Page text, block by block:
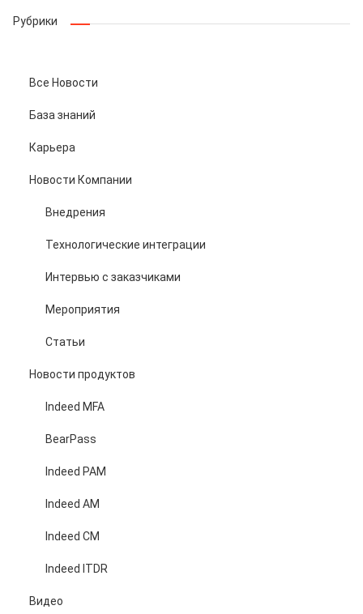
Рубрики
Все Новости
База знаний
Карьера
Новости Компании
Внедрения
Технологические интеграции
Интервью с заказчиками
Мероприятия
Статьи
Новости продуктов
Indeed MFA
BearPass
Indeed PAM
Indeed AM
Indeed CM
Indeed ITDR
Видео